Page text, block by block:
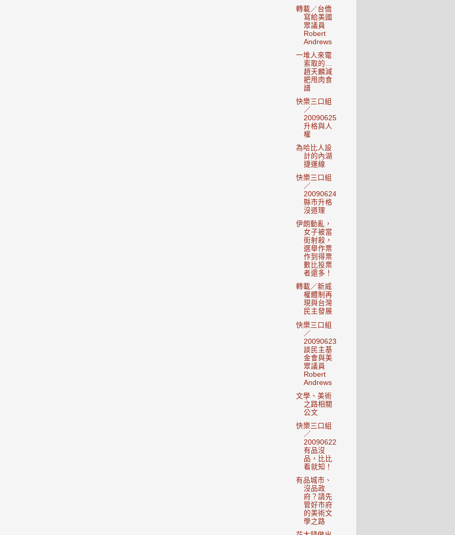
轉載／台僑
寫給美國
眾議員
Robert
Andrews
一堆人來電
索取的…
趙天麟減
肥甩肉食
譜
快樂三口組
／
20090625
升格與人
權
為哈比人設
計的內湖
捷運線
快樂三口組
／
20090624
縣市升格
沒道理
伊朗動亂，
女子被當
街射殺，
選舉作票
作到得票
數比投票
者還多！
轉載／新威
權體制再
現與台灣
民主發展
快樂三口組
／
20090623
談民主基
金會與美
眾議員
Robert
Andrews
文學、美術
之路相關
公文
快樂三口組
／
20090622
有品沒
品，比比
看就知！
有品城市、
沒品政
府？請先
管好市府
的美術文
學之路